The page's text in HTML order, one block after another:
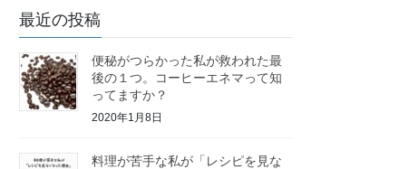
最近の投稿
便秘がつらかった私が救われた最
後の１つ。コーヒーエネマって知
ってますか？
2020年1月8日
料理が苦手な私が「レシピを見な